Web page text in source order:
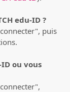
edu-ID ?
puis
ou vous